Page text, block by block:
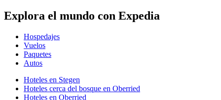
Explora el mundo con Expedia
Hospedajes
Vuelos
Paquetes
Autos
Hoteles en Stegen
Hoteles cerca del bosque en Oberried
Hoteles en Oberried